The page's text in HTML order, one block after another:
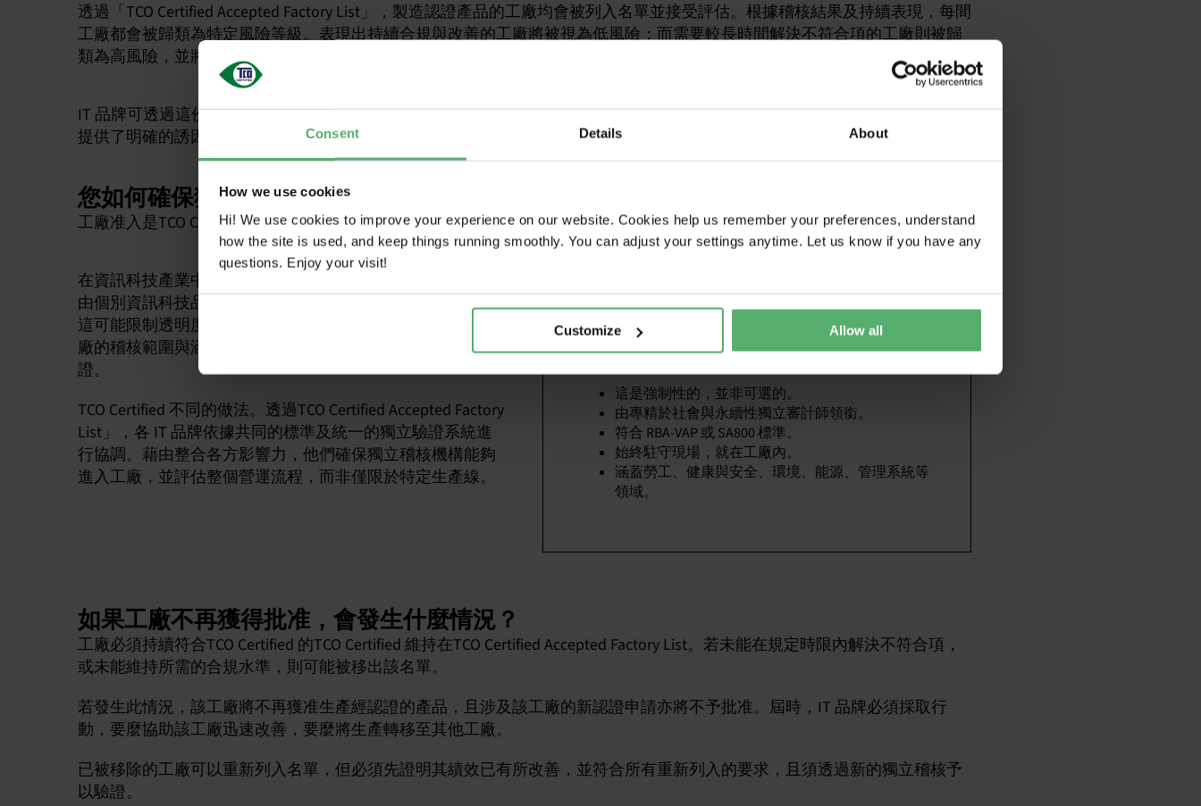
Consent Details About
How we use cookies
Hi! We use cookies to improve your experience on our website. Cookies help us remember your preferences, understand
how the site is used, and keep things running smoothly. You can adjust your settings anytime. Let us know if you have any
questions. Enjoy your visit!
Customize Allow all
透過「TCO Certified Accepted Factory List」，製造認證產品的工廠均會被列入名單並接受評估。根據稽核結果及持續表現，每間
工廠都會被歸類為特定風險等級。表現出持續合規與改善的工廠將被視為低風險；而需要較長時間解決不符合項的工廠則被歸
類為高風險，並將受到更密切的追蹤，直至達成改善為止。
IT 品牌可透過這份清單追蹤工廠的表現。若某間工廠的表現未見改善，他們便可選擇將生產移往其他地點。這為工廠持續改善
提供了明確的誘因。
您如何確保獨立稽核員能夠進入工廠？
工廠准入是TCO Certified的基本要求。若獨立且經認可的稽核員無法全面進入工廠，該工廠便無法生產經認證的產品。
在資訊科技產業中，稽核工作通常由工廠內部人員負責，或
由個別資訊科技品牌委託進行，且通常僅針對特定生產線。
這可能限制透明度，並使系統性問題更難被發現，因為各工
廠的稽核範圍與涵蓋內容可能有所不同，且未必經過獨立驗
證。
TCO Certified 不同的做法。透過TCO Certified Accepted Factory
List」，各 IT 品牌依據共同的標準及統一的獨立驗證系統進
行協調。藉由整合各方影響力，他們確保獨立稽核機構能夠
進入工廠，並評估整個營運流程，而非僅限於特定生產線。
TCO Certified如何進行稽核
這是強制性的，並非可選的。
由專精於社會與永續性獨立審計師領銜。
符合 RBA-VAP 或 SA800 標準。
始終駐守現場，就在工廠內。
涵蓋勞工、健康與安全、環境、能源、管理系統等
領域。
如果工廠不再獲得批准，會發生什麼情況？
工廠必須持續符合TCO Certified 的TCO Certified 維持在TCO Certified Accepted Factory List。若未能在規定時限內解決不符合項，
或未能維持所需的合規水準，則可能被移出該名單。
若發生此情況，該工廠將不再獲准生產經認證的產品，且涉及該工廠的新認證申請亦將不予批准。屆時，IT 品牌必須採取行
動，要麼協助該工廠迅速改善，要麼將生產轉移至其他工廠。
已被移除的工廠可以重新列入名單，但必須先證明其績效已有所改善，並符合所有重新列入的要求，且須透過新的獨立稽核予
以驗證。